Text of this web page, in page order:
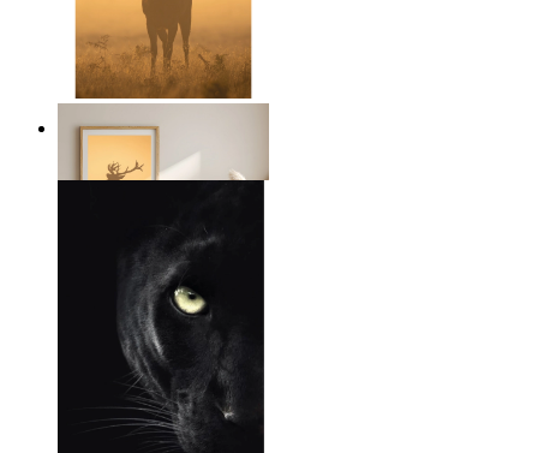
Gyllene hjort
149 kr